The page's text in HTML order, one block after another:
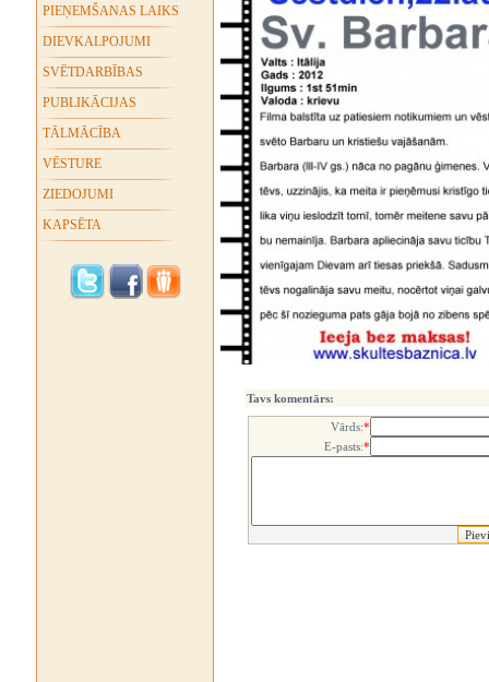
PIEŅEMŠANAS LAIKS
DIEVKALPOJUMI
SVĒTDARBĪBAS
PUBLIKĀCIJAS
TĀLMĀCĪBA
VĒSTURE
ZIEDOJUMI
KAPSĒTA
Tavs komentārs:
Vārds:*
E-pasts:*